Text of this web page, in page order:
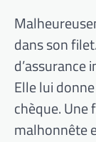
dans son
Elle lui
chèque. Une
malhonnête